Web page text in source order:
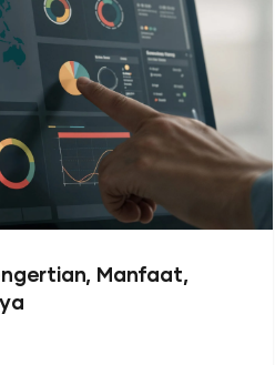
Manfaat,